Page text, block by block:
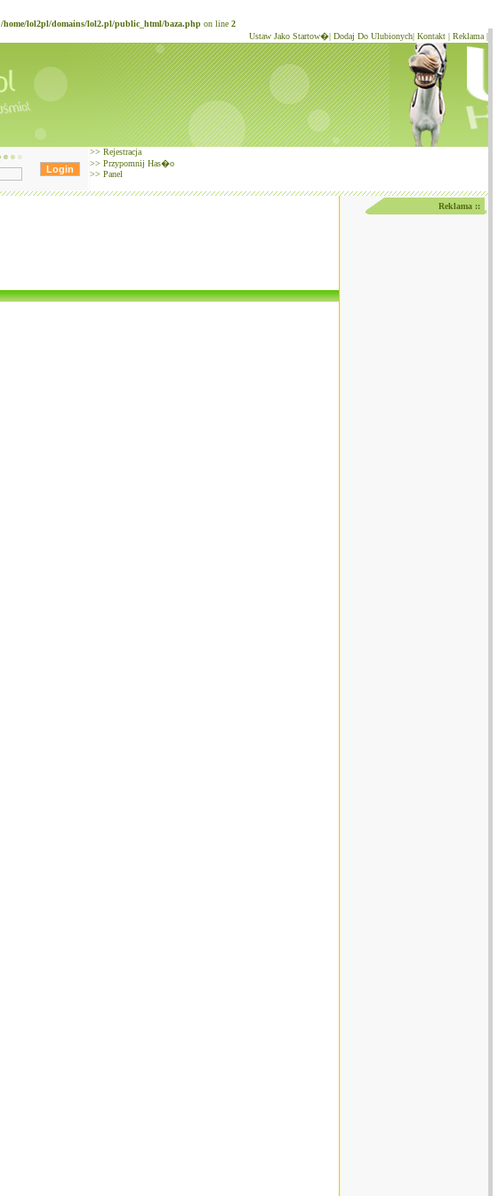
/home/lol2pl/domains/lol2.pl/public_html/baza.php on line 2
Ustaw Jako Startow�| Dodaj Do Ulubionych| Kontakt | Reklama |
>> Rejestracja
>> Przypomnij Has�o
>> Panel
Reklama ::